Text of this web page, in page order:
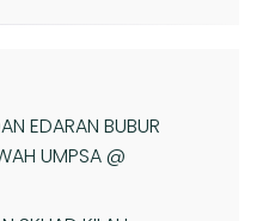
EDARAN BUBUR
UMPSA @